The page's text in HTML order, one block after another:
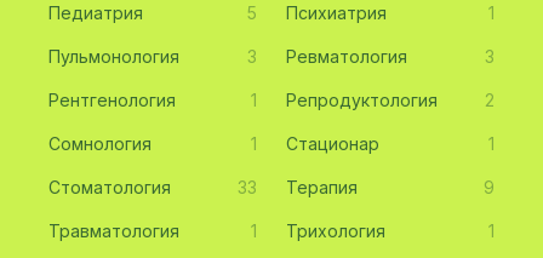
Педиатрия 5 Психиатрия 1
Пульмонология 3 Ревматология 3
Рентгенология 1 Репродуктология 2
Сомнология 1 Стационар 1
Стоматология 33 Терапия 9
Травматология 1 Трихология 1